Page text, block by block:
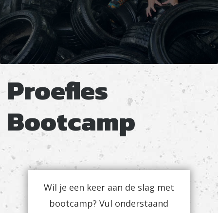
Proefles
Bootcamp
Wil je een keer aan de slag met
bootcamp? Vul onderstaand